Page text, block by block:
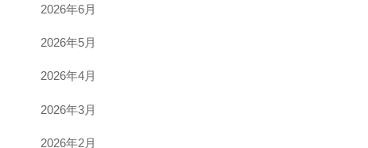
2026年6月
2026年5月
2026年4月
2026年3月
2026年2月